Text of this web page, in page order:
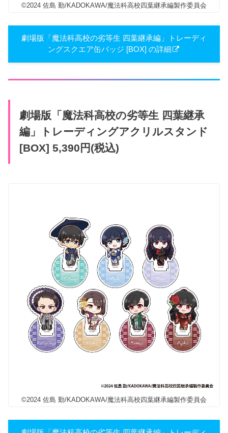
©2024 佐島 勤/KADOKAWA/魔法科高校四葉継承編製作委員会
劇場版「魔法科高校の劣等生 四葉継承編」トレーディ
ングスクエア缶バッジ [BOX] の詳細
劇場版「魔法科高校の劣等生 四葉継承
編」トレーディングアクリルスタンド
[BOX] 5,390円(税込)
©2024 佐島 勤/KADOKAWA/魔法科高校四葉継承編製作委員会